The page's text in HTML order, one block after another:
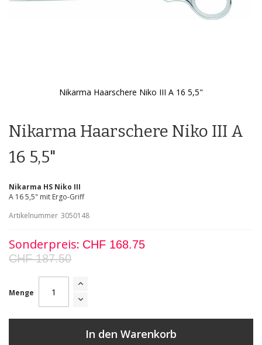
Nikarma Haarschere Niko III A 16 5,5"
der
Bildgalerie
Nikarma Haarschere Niko III A
16 5,5"
Nikarma HS Niko III
A 16 5,5" mit Ergo-Griff
Artikelnummer 3050148
Sonderpreis CHF 168.75
CHF 187.50
Menge
In den Warenkorb